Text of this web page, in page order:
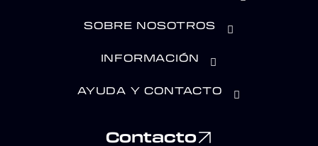
SOBRE NOSOTROS
INFORMACIÓN
AYUDA Y CONTACTO
Contacto